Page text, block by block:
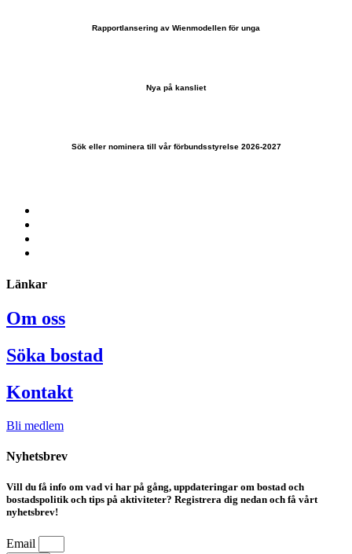
Rapportlansering av Wienmodellen för unga
Nya på kansliet
Sök eller nominera till vår förbundsstyrelse 2026-2027
Länkar
Om oss
Söka bostad
Kontakt
Bli medlem
Nyhetsbrev
Vill du få info om vad vi har på gång, uppdateringar om bostad och
bostadspolitik och tips på aktiviteter? Registrera dig nedan och få vårt
nyhetsbrev!
Email